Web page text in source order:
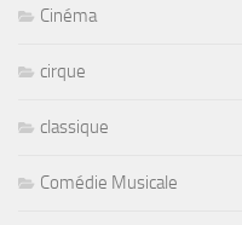
Cinéma
cirque
classique
Comédie Musicale